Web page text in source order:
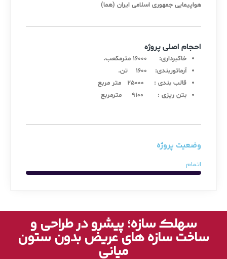
هواپیمایی جمهوری اسلامی ایران (هما)
احجام اصلی پروژه
خاکبرداری: 16000 مترمکعب.
آرماتوربندی: 1600 تن.
قالب بندی : 25000 متر مربع
بتن ریزی : 9100 مترمربع
وضعیت پروژه
اتمام
سهلک سازه؛ پیشرو در طراحی و
ساخت سازه های عریض بدون ستون
میانی